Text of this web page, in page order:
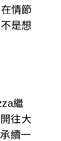
情節
是想
繼
往大
續一